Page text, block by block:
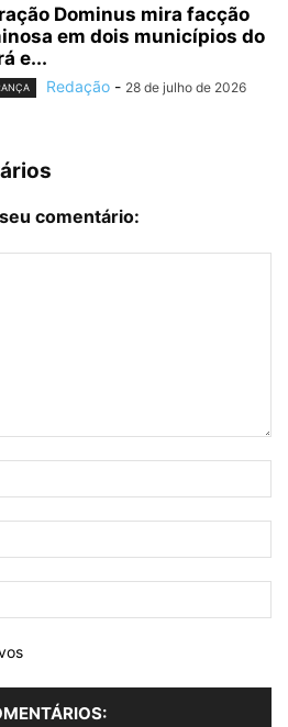
Dominus mira facção
em dois municípios do
e...
Redação - 28 de julho de 2026
comentário: